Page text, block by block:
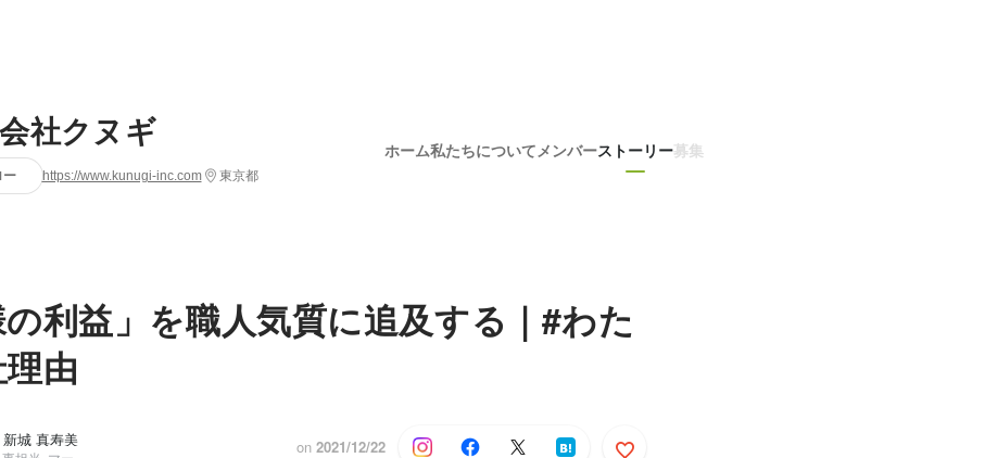
社クヌギ
ー https://www.kunugi-inc.com 東京都
ホーム私たちについて メンバーストーリー募集
の利益」を職人気質に追及する｜#わた
由
城 真寿美 on 2021/12/22